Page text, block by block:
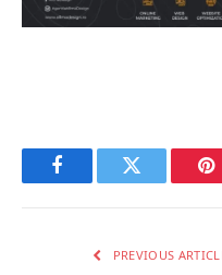
FacebookTwitter
PREVIOUS